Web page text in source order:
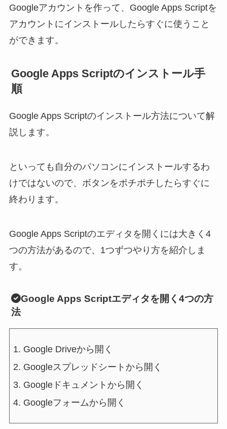
Googleアカウントを作って、Google Apps Scriptを
アカウントにインストールしたらすぐに使うこと
ができます。
Google Apps Scriptのインストール手
順
Google Apps Scriptのインストール方法について解
説します。
といっても自分のパソコンにインストールするわ
けではないので、ボタンをポチポチしたらすぐに
終わります。
Google Apps Scriptのエディタを開くには大きく4
つの方法があるので、1つずつやり方を紹介しま
す。
Google Apps Scriptエディタを開く4つの方
法
Google Driveから開く
Googleスプレッドシートから開く
Googleドキュメントから開く
Googleフォームから開く